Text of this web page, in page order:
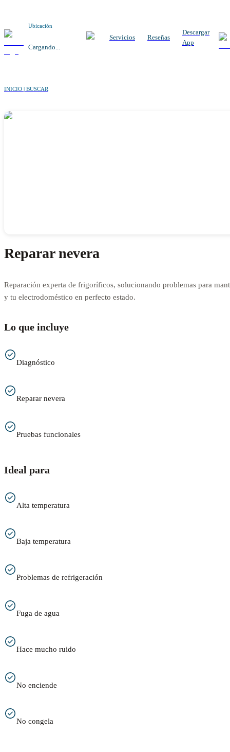
Ubicación
Cargando...
Servicios Reseñas
Descargar
App
INICIO | BUSCAR
Reparar nevera
Reparación experta de frigoríficos, solucionando problemas para
y tu electrodoméstico en perfecto estado.
Lo que incluye
Diagnóstico
Reparar nevera
Pruebas funcionales
Ideal para
Alta temperatura
Baja temperatura
Problemas de refrigeración
Fuga de agua
Hace mucho ruido
No enciende
No congela